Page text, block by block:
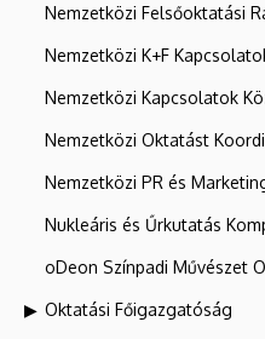
Nemzetközi Felsőoktatási
Nemzetközi K+F
Nemzetközi Kapcsolatok
Nemzetközi Oktatást
Nemzetközi PR és
Nukleáris és Űrkutatás
oDeon Színpadi Művészet
Oktatási Főigazgatóság